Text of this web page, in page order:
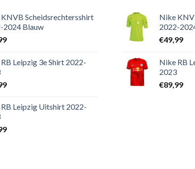
Scheidsrechtersshirt
2024 Blauw
Leipzig 3e Shirt 2022-
Leipzig Uitshirt 2022-
Nike
2022-
€49,99
Nike RB
2023
€89,99